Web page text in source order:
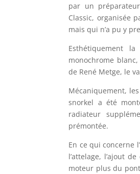
par un
Classic, organisée
mais qui n’a pu y
Esthétiquement
monochrome
de René Metge, le
Mécaniquement,
snorkel a été
radiateur
prémontée.
En ce qui concerne
l’attelage, l’ajout
moteur plus du